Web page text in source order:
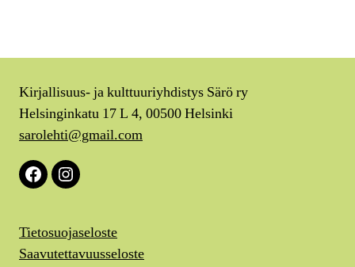
Kirjallisuus- ja kulttuuriyhdistys Särö ry
Helsinginkatu 17 L 4, 00500 Helsinki
sarolehti@gmail.com
FacebookInstagram
Tietosuojaseloste
Saavutettavuusseloste